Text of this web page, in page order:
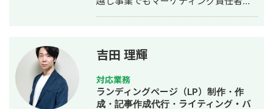
支援に従事。特にBtoBマーケティン
グ、リードジェネレーション、SEO戦
略の領域で支援実績を重ねる。 2021年
6月、デジタルマーケティング支援を手
がける株式会社deltaを設立、代表取締
吉田 理輝
対応業務
ランディングページ（LP）制作・作
成・記事作成代行・ライティング・バ